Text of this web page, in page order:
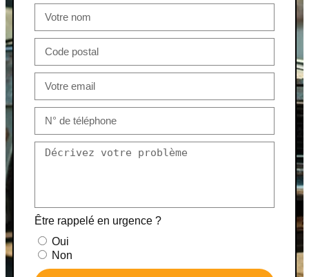
Être rappelé en urgence ?
Oui
Non